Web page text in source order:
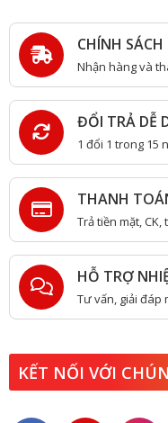
CHÍNH
Nhận hàng và
ĐỔI TRẢ DỄ
1 đổi 1 trong 15
THANH
Trả tiền mặt, CK,
HỖ TRỢ
Tư vấn, giải đáp
KẾT NỐI VỚI